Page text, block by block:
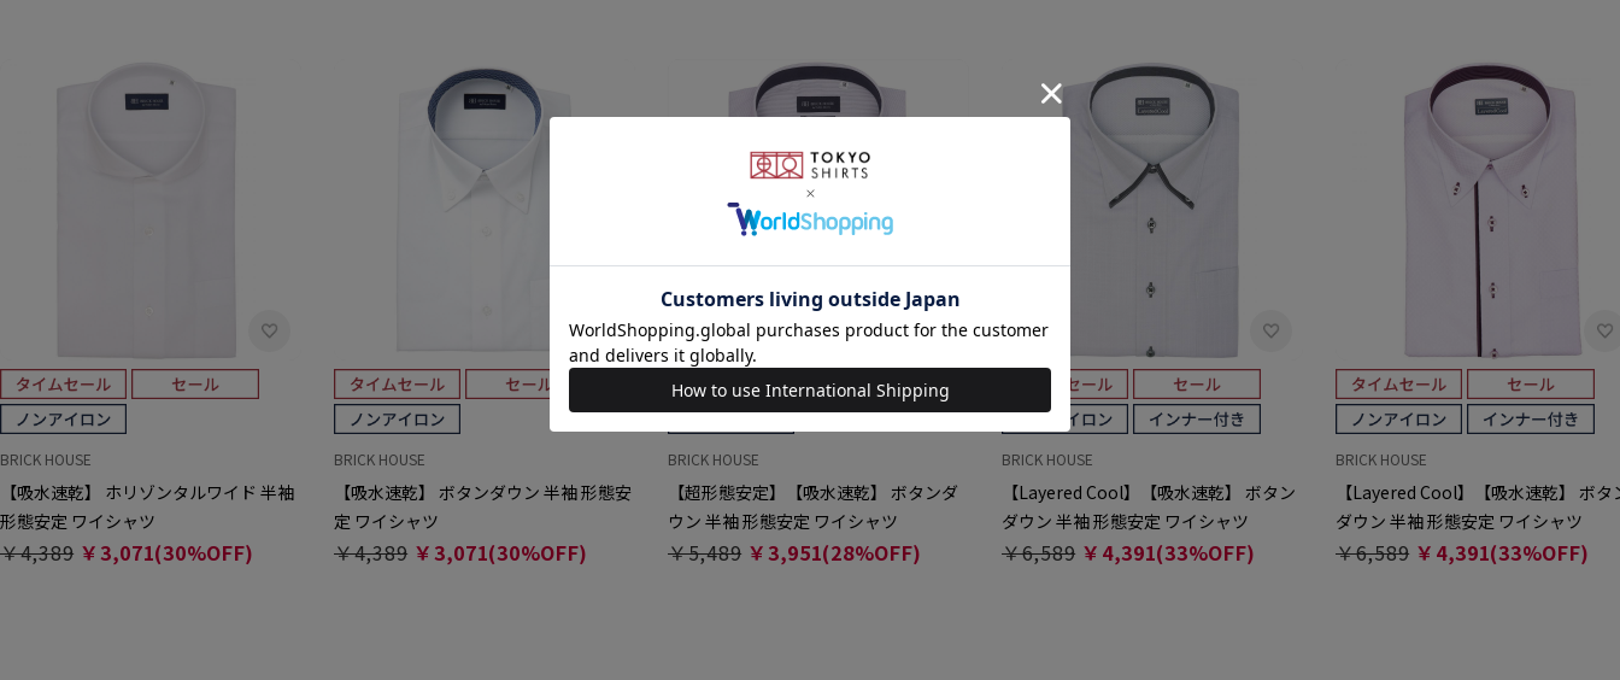
BRICK HOUSE
【吸水速乾】 ホリゾンタルワイド 半袖
形態安定 ワイシャツ
￥4,389 ￥3,071(30%OFF)
BRICK HOUSE
【吸水速乾】 ボタンダウン 半袖 形態安
定 ワイシャツ
￥4,389 ￥3,071(30%OFF)
BRICK HOUSE
【超形態安定】【吸水速乾】 ボタンダ
ウン 半袖 形態安定 ワイシャツ
￥5,489 ￥3,951(28%OFF)
BRICK HOUSE
【Layered Cool】【吸水速乾】 ボタン
ダウン 半袖 形態安定 ワイシャツ
￥6,589 ￥4,391(33%OFF)
BRICK HOUSE
【Layered Cool】【吸水速乾】 ボタ
ダウン 半袖 形態安定 ワイシャツ
￥6,589 ￥4,391(33%OFF)